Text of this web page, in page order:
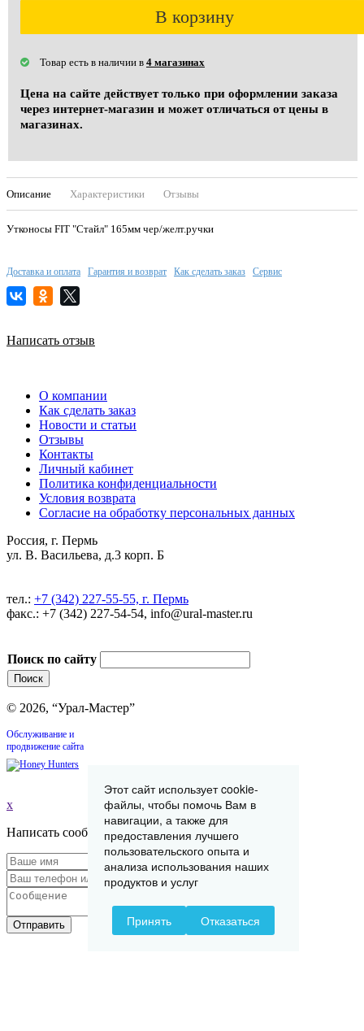
В корзину
Товар есть в наличии в 4 магазинах
Цена на сайте действует только при оформлении заказа
через интернет-магазин и может отличаться от цены в
магазинах.
Описание Характеристики Отзывы
Утконосы FIT "Стайл" 165мм чер/желт.ручки
Доставка и оплата Гарантия и возврат Как сделать заказ Сервис
Написать отзыв
О компании
Как сделать заказ
Новости и статьи
Отзывы
Контакты
Личный кабинет
Политика конфиденциальности
Условия возврата
Согласие на обработку персональных данных
Россия, г. Пермь
ул. В. Васильева, д.3 корп. Б
тел.: +7 (342) 227-55-55, г. Пермь
факс.: +7 (342) 227-54-54, info@ural-master.ru
Поиск по сайту
© 2026, “Урал-Мастер”
Обслуживание и
продвижение сайта
x
Написать сообщение
Отправить
Этот сайт использует cookie-
файлы, чтобы помочь Вам в
навигации, а также для
предоставления лучшего
пользовательского опыта и
анализа использования наших
продуктов и услуг
Принять Отказаться